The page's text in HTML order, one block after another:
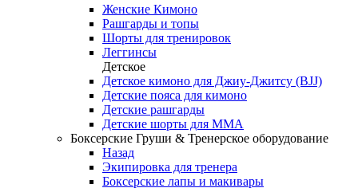
Женские Кимоно
Рашгарды и топы
Шорты для тренировок
Леггинсы
Детское
Детское кимоно для Джиу-Джитсу (BJJ)
Детские пояса для кимоно
Детские рашгарды
Детские шорты для ММА
Боксерские Груши & Тренерское оборудование
Назад
Экипировка для тренера
Боксерские лапы и макивары